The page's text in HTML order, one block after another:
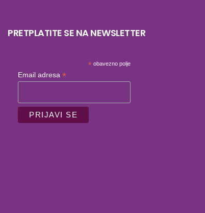
PRETPLATITE SE NA NEWSLETTER
* obavezno polje
Email adresa *